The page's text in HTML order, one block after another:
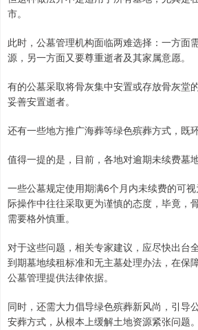
市。
此时，公墓管理机构面临两难选择：一方面
源，另一方面又要尊重逝者及其家属意愿。
有的公墓采取将骨灰集中安置或存放骨灰堂
妥善安置逝者。
还有一些地方推广海葬等绿色殡葬方式，既
值得一提的是，目前，各地对逾期未续费墓
一些公墓规定使用期满6个月内未续费的可
际操作中往往采取更为谨慎的态度，毕竟，
需要格外慎重。
对于这些问题，相关专家建议，应尽快出台
到期墓地续租标准和无主墓处理办法，在保
公墓管理提供法律依据。
同时，还需大力倡导绿色殡葬新风尚，引导
安葬方式，从根本上缓解土地资源紧张问题。